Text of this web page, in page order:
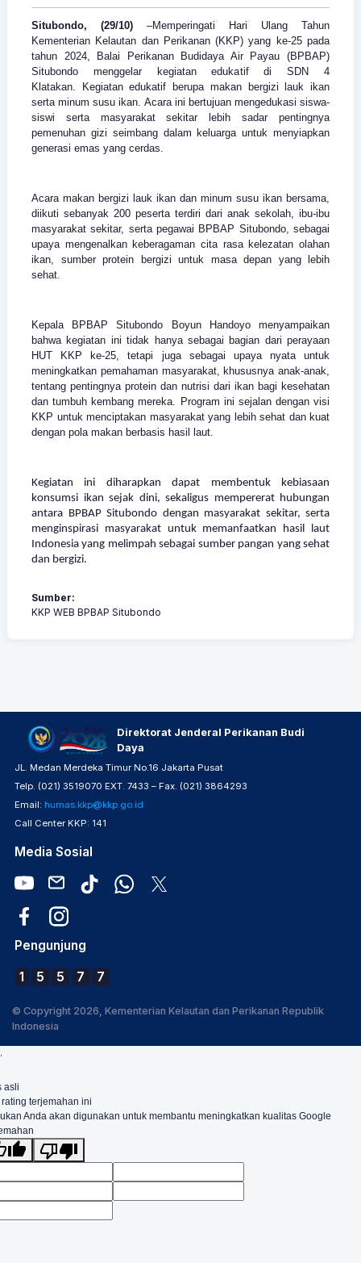
Situbondo, (29/10) –Memperingati Hari Ulang Tahun
Kementerian Kelautan dan Perikanan (KKP) yang ke-25 pada
tahun 2024, Balai Perikanan Budidaya Air Payau (BPBAP)
Situbondo menggelar kegiatan edukatif di SDN 4
Klatakan. Kegiatan edukatif berupa makan bergizi lauk ikan
serta minum susu ikan. Acara ini bertujuan mengedukasi siswa-
siswi serta masyarakat sekitar lebih sadar pentingnya
pemenuhan gizi seimbang dalam keluarga untuk menyiapkan
generasi emas yang cerdas.
Acara makan bergizi lauk ikan dan minum susu ikan bersama,
diikuti sebanyak 200 peserta terdiri dari anak sekolah, ibu-ibu
masyarakat sekitar, serta pegawai BPBAP Situbondo, sebagai
upaya mengenalkan keberagaman cita rasa kelezatan olahan
ikan, sumber protein bergizi untuk masa depan yang lebih
sehat.
Kepala BPBAP Situbondo Boyun Handoyo menyampaikan
bahwa kegiatan ini tidak hanya sebagai bagian dari perayaan
HUT KKP ke-25, tetapi juga sebagai upaya nyata untuk
meningkatkan pemahaman masyarakat, khususnya anak-anak,
tentang pentingnya protein dan nutrisi dari ikan bagi kesehatan
dan tumbuh kembang mereka. Program ini sejalan dengan visi
KKP untuk menciptakan masyarakat yang lebih sehat dan kuat
dengan pola makan berbasis hasil laut.
Kegiatan ini diharapkan dapat membentuk kebiasaan
konsumsi ikan sejak dini, sekaligus mempererat hubungan
antara BPBAP Situbondo dengan masyarakat sekitar, serta
menginspirasi masyarakat untuk memanfaatkan hasil laut
Indonesia yang melimpah sebagai sumber pangan yang sehat
dan bergizi.
Sumber:
KKP WEB BPBAP Situbondo
Direktorat Jenderal Perikanan Budi
Daya
JL. Medan Merdeka Timur No.16 Jakarta Pusat
Telp. (021) 3519070 EXT. 7433 – Fax. (021) 3864293
Email: humas.kkp@kkp.go.id
Call Center KKP: 141
Media Sosial
Pengunjung
1 5 5 7 7
© Copyright 2026, Kementerian Kelautan dan Perikanan Republik
Indonesia
.
asli
terjemahan ini
Anda akan digunakan untuk membantu meningkatkan kualitas Google